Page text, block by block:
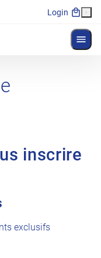
Login
inscrire
exclusifs